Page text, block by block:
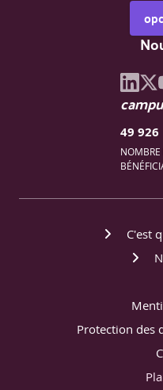
49 926
NOMBRE
C'est
Protection des